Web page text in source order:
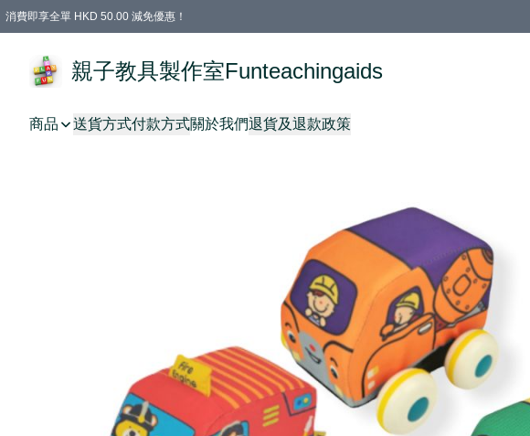
消費即享全單 HKD 50.00 減免優惠！
親子教具製作室Funteachingaids
商品 送貨方式付款方式關於我們退貨及退款政策